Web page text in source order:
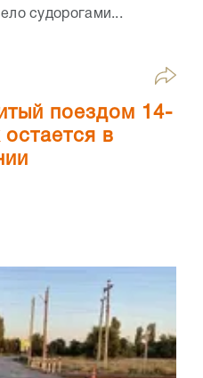
судорогами...
поездом 14-
в